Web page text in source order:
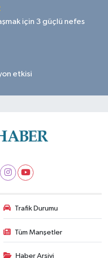
için 3 güçlü nefes
etkisi
Trafik Durumu
Tüm Manşetler
Haber Arşivi